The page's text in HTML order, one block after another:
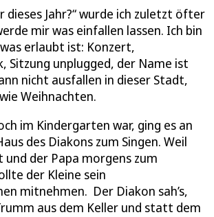
dieses Jahr?“ wurde ich zuletzt öfter
mir was einfallen lassen. Ich bin
erlaubt ist: Konzert,
Sitzung unplugged, der Name ist
nicht ausfallen in dieser Stadt,
Weihnachten.
im Kindergarten war, ging es an
des Diakons zum Singen. Weil
und der Papa morgens zum
der Kleine sein
mitnehmen. Der Diakon sah’s,
aus dem Keller und statt dem